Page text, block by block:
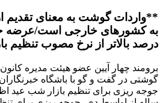
**واردات گوشت به معنای
درصد بالاتر از نرخ مصوب تنظیم
برومند چهار آیین عضو هیئت مدیره
گوشتی در گفت و گو با باشگاه
جوجه ریزی برای تنظیم بازار شب عید